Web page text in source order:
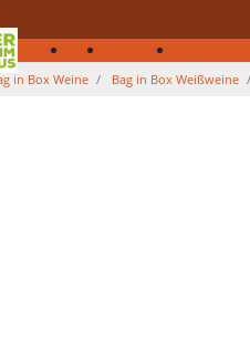
Kürbisse Deko Webshop
in Box Weine Bag in Box Weißweine